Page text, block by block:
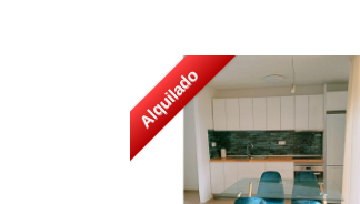
Alquilado